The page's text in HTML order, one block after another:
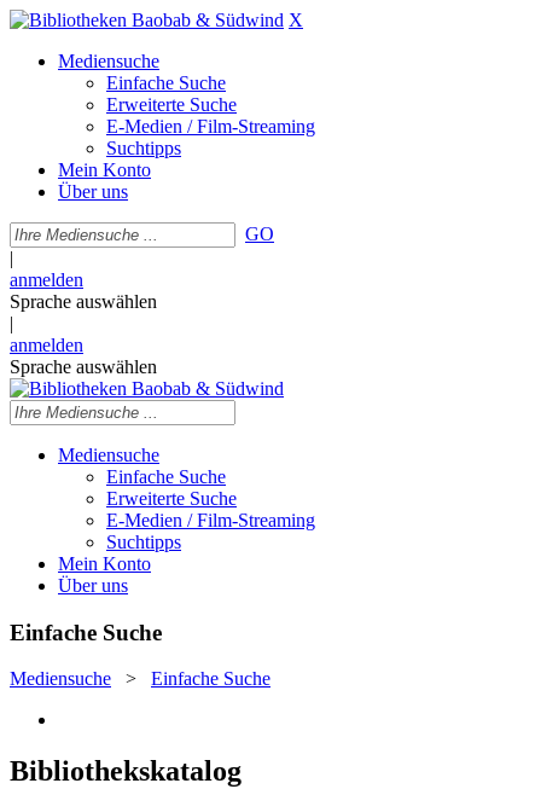
X
Mediensuche
Einfache Suche
Erweiterte Suche
E-Medien / Film-Streaming
Suchtipps
Mein Konto
Über uns
GO
|
anmelden
Sprache auswählen
|
anmelden
Sprache auswählen
Mediensuche
Einfache Suche
Erweiterte Suche
E-Medien / Film-Streaming
Suchtipps
Mein Konto
Über uns
Einfache Suche
Mediensuche > Einfache Suche
Bibliothekskatalog